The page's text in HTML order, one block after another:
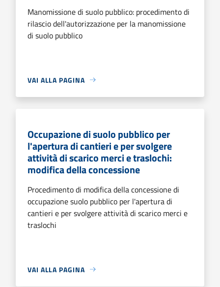
Manomissione di suolo pubblico: procedimento di
rilascio dell'autorizzazione per la manomissione
di suolo pubblico
VAI ALLA PAGINA
Occupazione di suolo pubblico per
l'apertura di cantieri e per svolgere
attività di scarico merci e traslochi:
modifica della concessione
Procedimento di modifica della concessione di
occupazione suolo pubblico per l'apertura di
cantieri e per svolgere attività di scarico merci e
traslochi
VAI ALLA PAGINA